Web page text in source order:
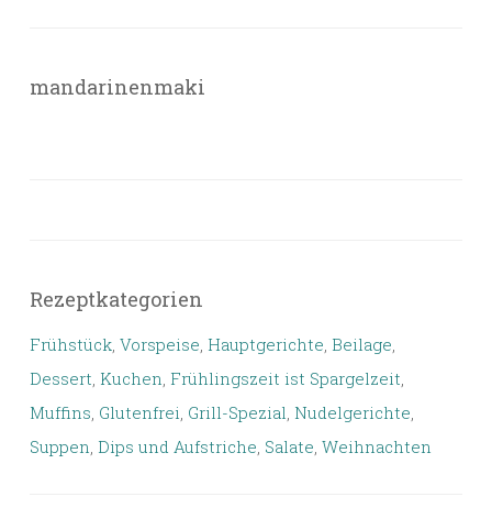
mandarinenmaki
Rezeptkategorien
Frühstück, Vorspeise, Hauptgerichte, Beilage,
Dessert, Kuchen, Frühlingszeit ist Spargelzeit,
Muffins, Glutenfrei, Grill-Spezial, Nudelgerichte,
Suppen, Dips und Aufstriche, Salate, Weihnachten